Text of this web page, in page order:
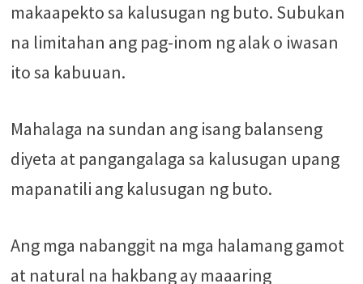
makaapekto sa kalusugan ng buto. Subukan
na limitahan ang pag-inom ng alak o iwasan
ito sa kabuuan.
Mahalaga na sundan ang isang balanseng
diyeta at pangangalaga sa kalusugan upang
mapanatili ang kalusugan ng buto.
Ang mga nabanggit na mga halamang gamot
at natural na hakbang ay maaaring